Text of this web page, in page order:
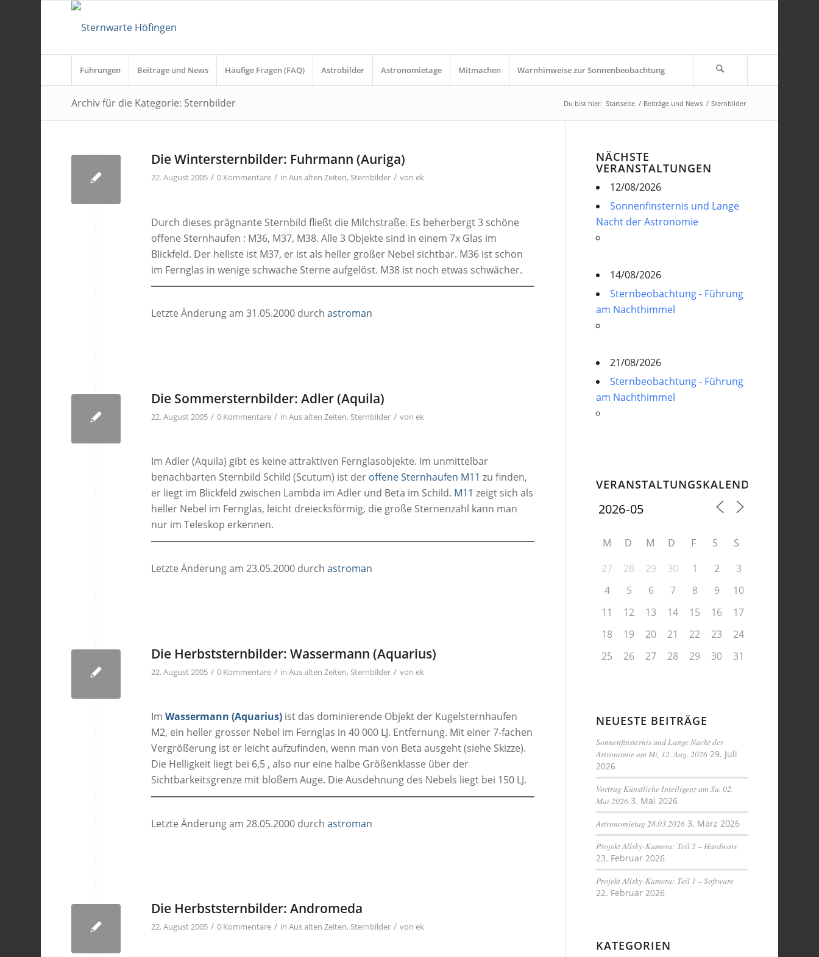
Führungen Beiträge und News Häufige Fragen (FAQ) Astrobilder Astronomietage Mitmachen Warnhinweise zur Sonnenbeobachtung
Archiv für die Kategorie: Sternbilder Du bist hier: Startseite / Beiträge und News / Sternbilder
Die Wintersternbilder: Fuhrmann (Auriga)
22. August 2005 / 0 Kommentare / inAus alten Zeiten, Sternbilder / vonek
Durch dieses prägnante Sternbild fließt die Milchstraße. Es beherbergt 3 schöne
offene Sternhaufen : M36, M37, M38. Alle 3 Objekte sind in einem 7x Glas im
Blickfeld. Der hellste ist M37, er ist als heller großer Nebel sichtbar. M36 ist schon
im Fernglas in wenige schwache Sterne aufgelöst. M38 ist noch etwas schwächer.
Letzte Änderung am 31.05.2000 durchastroman
Die Sommersternbilder: Adler (Aquila)
22. August 2005 / 0 Kommentare / inAus alten Zeiten, Sternbilder / vonek
Im Adler (Aquila) gibt es keine attraktiven Fernglasobjekte. Im unmittelbar
benachbarten Sternbild Schild (Scutum) ist der offene Sternhaufen M11 zu finden,
er liegt im Blickfeld zwischen Lambda im Adler und Beta im Schild. M11 zeigt sich als
heller Nebel im Fernglas, leicht dreiecksförmig, die große Sternenzahl kann man
nur im Teleskop erkennen.
Letzte Änderung am 23.05.2000 durchastroman
Die Herbststernbilder: Wassermann (Aquarius)
22. August 2005 / 0 Kommentare / inAus alten Zeiten, Sternbilder / vonek
ImWassermann (Aquarius) ist das dominierende Objekt der Kugelsternhaufen
M2, ein heller grosser Nebel im Fernglas in 40 000 LJ. Entfernung. Mit einer 7-fachen
Vergrößerung ist er leicht aufzufinden, wenn man von Beta ausgeht (siehe Skizze).
Die Helligkeit liegt bei 6,5 , also nur eine halbe Größenklasse über der
Sichtbarkeitsgrenze mit bloßem Auge. Die Ausdehnung des Nebels liegt bei 150 LJ.
Letzte Änderung am 28.05.2000 durchastroman
Die Herbststernbilder: Andromeda
22. August 2005 / 0 Kommentare / inAus alten Zeiten, Sternbilder / vonek
NÄCHSTE
VERANSTALTUNGEN
12/08/2026
Sonnenfinsternis und Lange
Nacht der Astronomie
14/08/2026
Sternbeobachtung - Führung
am Nachthimmel
21/08/2026
Sternbeobachtung - Führung
am Nachthimmel
VERANSTALTUNGSKALENDER
M D M D F S
S
27
28 29 30 1 2
3
4
5 6 7 8 9
10
11
12 13 14 15 16
17
18
19 20 21 22 23
24
25
26 27 28 29 30 31
NEUESTE BEITRÄGE
Sonnenfinsternis und Lange Nacht der
Astronomie am Mi, 12. Aug. 2026 29. Juli
2026
Vortrag Künstliche Intelligenz am Sa. 02.
Mai 2026 3. Mai 2026
Astronomietag 28.03.2026 3. März 2026
Projekt Allsky-Kamera: Teil 2 – Hardware
23. Februar 2026
Projekt Allsky-Kamera: Teil 1 – Software
22. Februar 2026
KATEGORIEN